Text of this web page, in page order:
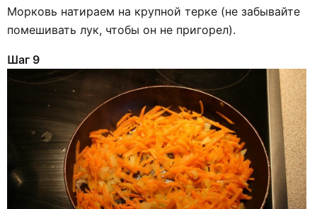
Морковь натираем на крупной терке (не забывайте
помешивать лук, чтобы он не пригорел).
Шаг 9